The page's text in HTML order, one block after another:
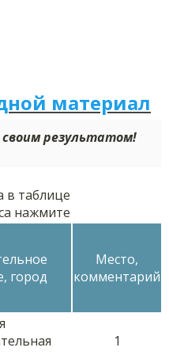
материал
результатом!
в таблице
нажмите
город
Место,
комментарий
1